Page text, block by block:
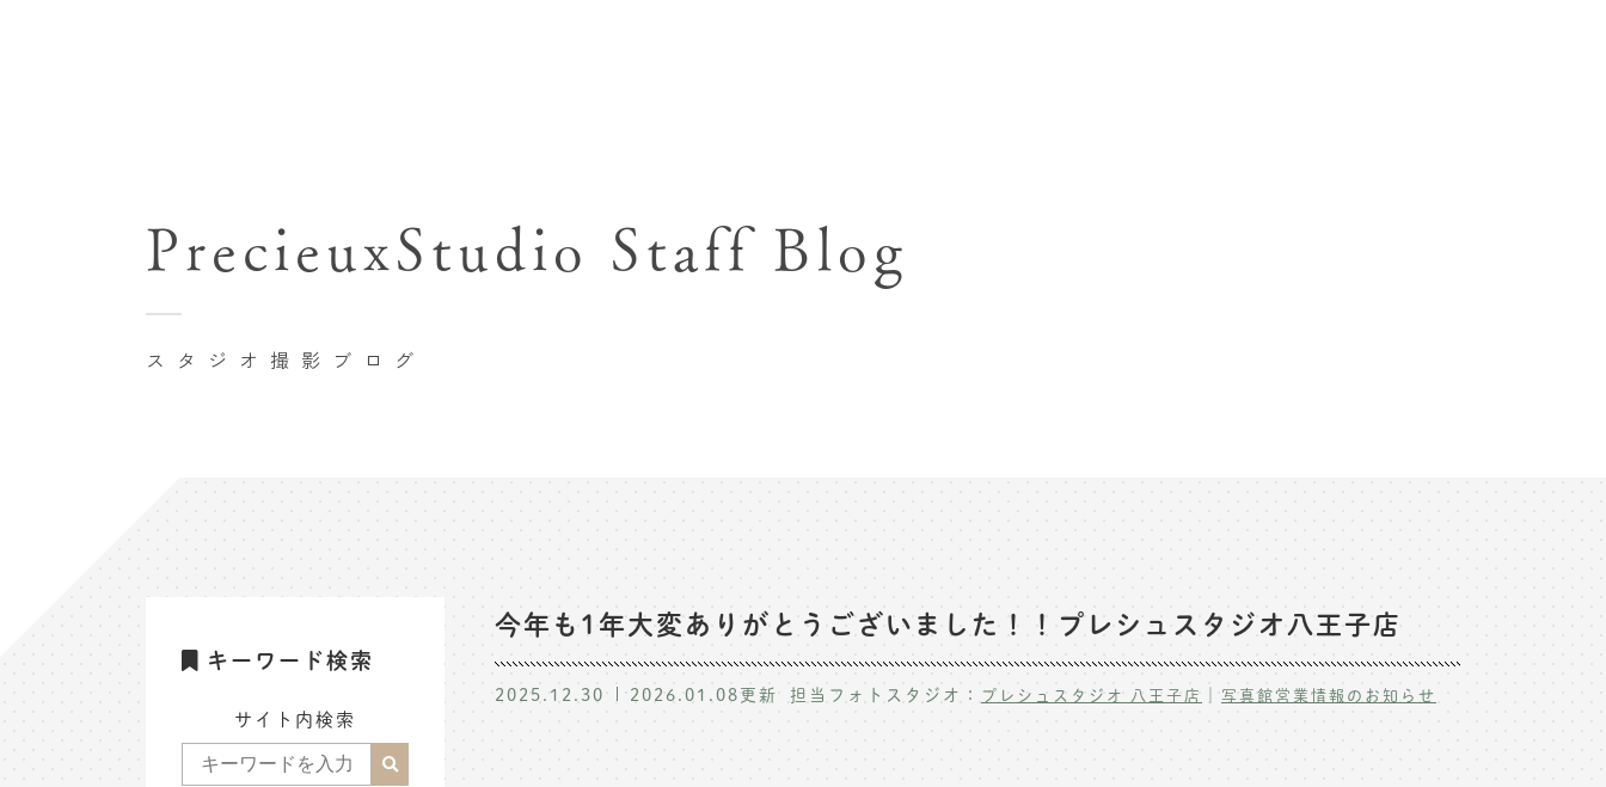
卒業袴･卒業写真撮影
入園入学･卒園卒業記念撮影
ハーフ成人式･10歳の祝い記念撮影
マタニティフォト撮影
自由が丘店
八王子店
横浜港北店 et Fleur
スタジオ撮影ブログ
PrecieuxStudio Staff Blog
今年も1年大変ありがとうございました！！プレシュスタジオ八王子店
2025.12.30 2026.01.08更新 担当フォトスタジオ： プレシュスタジオ 八王子店 ｜ 写真館営業情報のお知らせ
キーワード検索
サイト内検索